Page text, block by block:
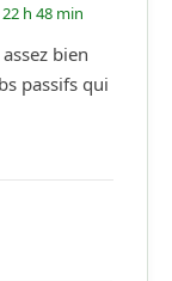
h 48 min
bien
passifs qui